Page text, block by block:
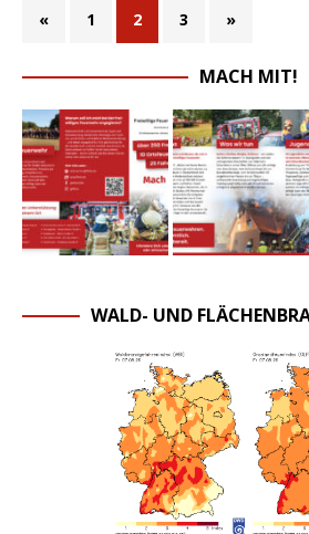
« 1 2 3 »
MACH MIT!
WALD- UND